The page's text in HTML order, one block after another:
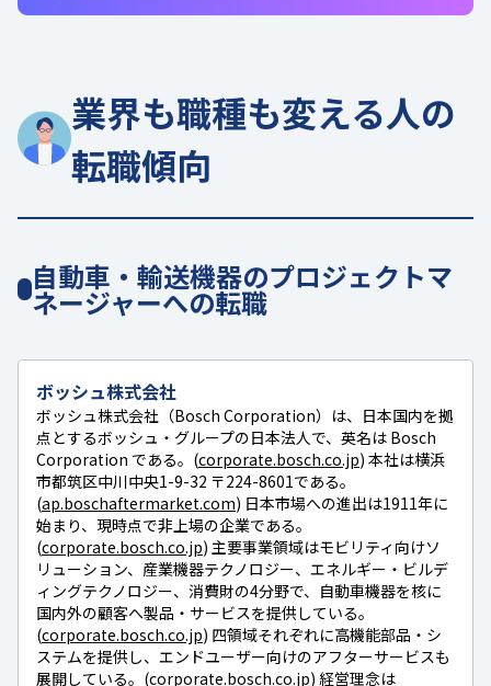
業界も職種も変える人の
転職傾向
自動車・輸送機器のプロジェクトマ
ネージャーへの転職
ボッシュ株式会社
ボッシュ株式会社（Bosch Corporation）は、日本国内を拠
点とするボッシュ・グループの日本法人で、英名は Bosch
Corporation である。(corporate.bosch.co.jp) 本社は横浜
市都筑区中川中央1-9-32 〒224-8601である。
(ap.boschaftermarket.com) 日本市場への進出は1911年に
始まり、現時点で非上場の企業である。
(corporate.bosch.co.jp) 主要事業領域はモビリティ向けソ
リューション、産業機器テクノロジー、エネルギー・ビルデ
ィングテクノロジー、消費財の4分野で、自動車機器を核に
国内外の顧客へ製品・サービスを提供している。
(corporate.bosch.co.jp) 四領域それぞれに高機能部品・シ
ステムを提供し、エンドユーザー向けのアフターサービスも
展開している。(corporate.bosch.co.jp) 経営理念は